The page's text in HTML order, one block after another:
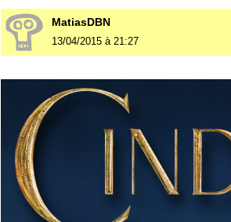
MatiasDBN
13/04/2015 à 21:27